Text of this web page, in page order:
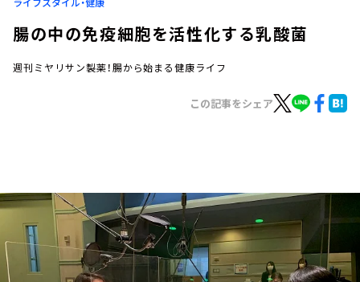
トピックス
TBS Podcast
お知らせ
イベント・グッズ
YouTube
腸の中の免疫細胞を活性化する乳酸菌
週刊ミヤリサン製薬！腸から始まる健康ライフ
この記事をシェア